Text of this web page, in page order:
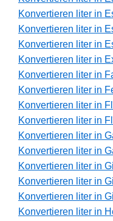
Konvertieren liter in
Konvertieren liter in
Konvertieren liter in
Konvertieren liter in
Konvertieren liter in
Konvertieren liter in
Konvertieren liter in
Konvertieren liter in
Konvertieren liter in
Konvertieren liter in
Konvertieren liter in
Konvertieren liter in
Konvertieren liter in
Konvertieren liter in